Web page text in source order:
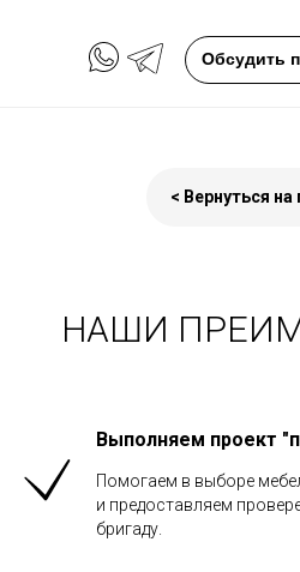
Обсудить
< Вернуться на
НАШИ
Выполняем проект
Помогаем в выборе
и предоставляем
бригаду.